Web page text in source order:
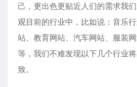
己，更出色更贴近人们的需求我
观目前的行业中，比如说：音乐
站、教育网站、 汽车网站、服装
等，我们不难发现以下几个行业
致。